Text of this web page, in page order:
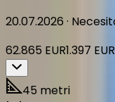
20.07.2026 ·
62.865 EUR1.397
45 metri